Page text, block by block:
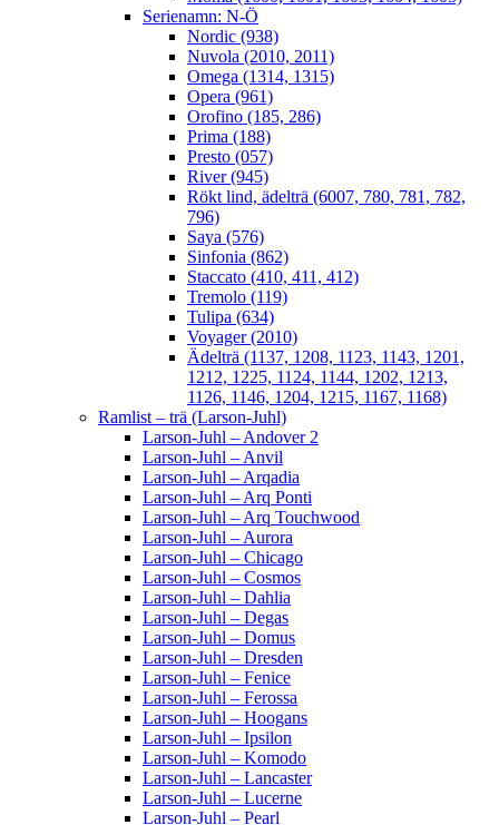
Serienamn: N-Ö
Nordic (938)
Nuvola (2010, 2011)
Omega (1314, 1315)
Opera (961)
Orofino (185, 286)
Prima (188)
Presto (057)
River (945)
Rökt lind, ädelträ (6007, 780, 781, 782,
796)
Saya (576)
Sinfonia (862)
Staccato (410, 411, 412)
Tremolo (119)
Tulipa (634)
Voyager (2010)
Ädelträ (1137, 1208, 1123, 1143, 1201,
1212, 1225, 1124, 1144, 1202, 1213,
1126, 1146, 1204, 1215, 1167, 1168)
Ramlist – trä (Larson-Juhl)
Larson-Juhl – Andover 2
Larson-Juhl – Anvil
Larson-Juhl – Arqadia
Larson-Juhl – Arq Ponti
Larson-Juhl – Arq Touchwood
Larson-Juhl – Aurora
Larson-Juhl – Chicago
Larson-Juhl – Cosmos
Larson-Juhl – Dahlia
Larson-Juhl – Degas
Larson-Juhl – Domus
Larson-Juhl – Dresden
Larson-Juhl – Fenice
Larson-Juhl – Ferossa
Larson-Juhl – Hoogans
Larson-Juhl – Ipsilon
Larson-Juhl – Komodo
Larson-Juhl – Lancaster
Larson-Juhl – Lucerne
Larson-Juhl – Pearl